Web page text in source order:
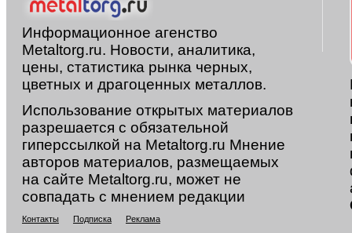
Информационное агенство
Metaltorg.ru. Новости, аналитика,
цены, статистика рынка черных,
цветных и драгоценных металлов.
Использование открытых материалов
разрешается с обязательной
гиперссылкой на Metaltorg.ru Мнение
авторов материалов, размещаемых
на сайте Metaltorg.ru, может не
совпадать с мнением редакции
Контакты Подписка Реклама